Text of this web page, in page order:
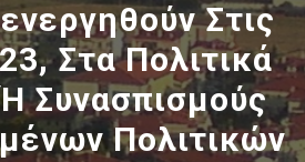
Στις
Στα Πολιτικά
Συνασπισμούς
Πολιτικών